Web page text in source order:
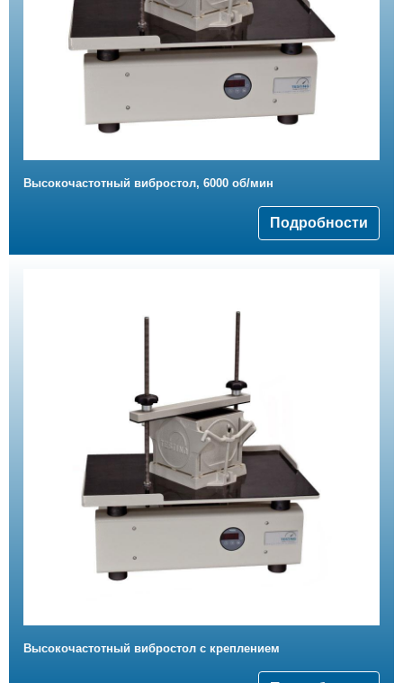
Высокочастотный вибростол, 6000 об/мин
Подробности
Высокочастотный вибростол с креплением